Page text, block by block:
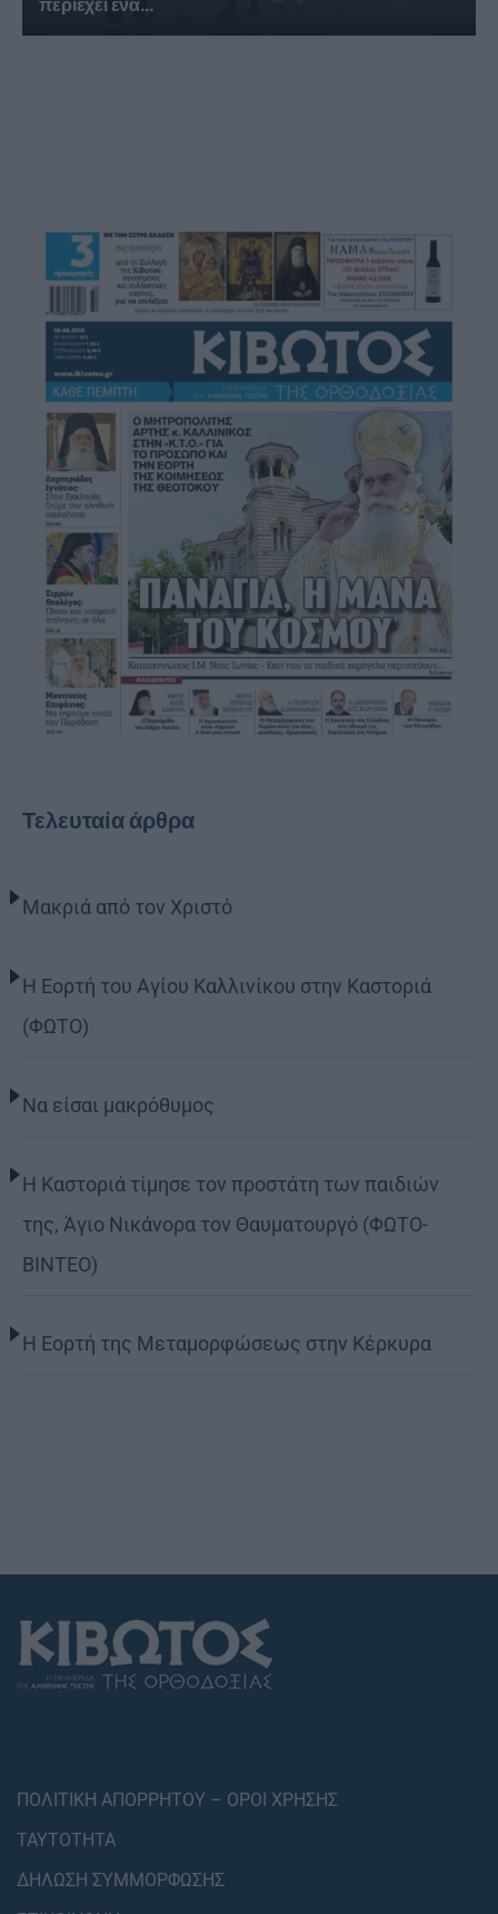
Τελευταία άρθρα
Μακριά από τον Χριστό
Η Εορτή του Αγίου Καλλινίκου στην Καστοριά
(ΦΩΤΟ)
Να είσαι μακρόθυμος
Η Καστοριά τίμησε τον προστάτη των παιδιών
της, Άγιο Νικάνορα τον Θαυματουργό (ΦΩΤΟ-
ΒΙΝΤΕΟ)
Η Εορτή της Μεταμορφώσεως στην Κέρκυρα
ΠΟΛΙΤΙΚΗ ΑΠΟΡΡΗΤΟΥ – ΟΡΟΙ ΧΡΗΣΗΣ
ΤΑΥΤΟΤΗΤΑ
ΔΗΛΩΣΗ ΣΥΜΜΟΡΦΩΣΗΣ